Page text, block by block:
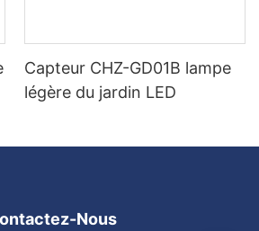
Capteur CHZ-GD01B lampe
légère du jardin LED
Nous